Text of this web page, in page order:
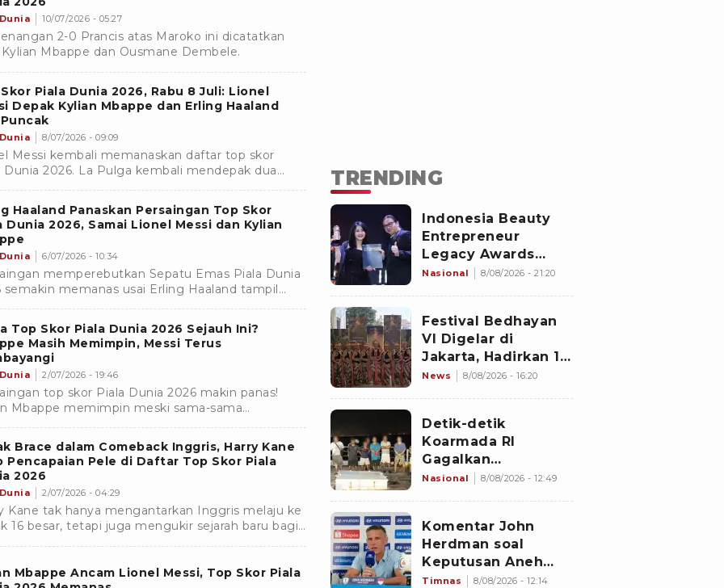
10/07/2026 - 05:27
2-0 Prancis atas Maroko ini dicatatkan
Mbappe dan Ousmane Dembele.
Piala Dunia 2026, Rabu 8 Juli: Lionel
Depak Kylian Mbappe dan Erling Haaland
8/07/2026 - 09:09
Messi kembali memanaskan daftar top skor
Dunia 2026. La Pulga kembali mendepak dua
Haaland Panaskan Persaingan Top Skor
Dunia 2026, Samai Lionel Messi dan Kylian
6/07/2026 - 10:34
memperebutkan Sepatu Emas Piala Dunia
semakin memanas usai Erling Haaland tampil
pada babak 16 besar. Dua gol yang dicetak sang
membuat peta persaingan top skor semakin
Top Skor Piala Dunia 2026 Sejauh Ini?
Masih Memimpin, Messi Terus
2/07/2026 - 19:46
top skor Piala Dunia 2026 makin panas!
Mbappe memimpin meski sama-sama
Brace dalam Comeback Inggris, Harry Kane
Pencapaian Pele di Daftar Top Skor Piala
2026
2/07/2026 - 04:29
Kane tak hanya mengantarkan Inggris melaju ke
16 besar, tetapi juga mengukir sejarah baru bagi
Mbappe Ancam Lionel Messi, Top Skor Piala
TRENDING
Indonesia Beauty
Entrepreneur
Legacy Awards
2026 Digelar di
Negara Adu Karya
PMU
Nasional 8/08/2026 - 21:20
Festival Bedhayan
VI Digelar di
Jakarta, Hadirkan 16
Kelompok Tari dari
News 8/08/2026 - 16:20
Detik-detik
Koarmada RI
Gagalkan
Penyelundupan 1,3
Perairan Bintan
Nasional 8/08/2026 - 12:49
Komentar John
Herdman soal
Keputusan Aneh
Wasit Laga Timnas
Timnas 8/08/2026 - 12:14